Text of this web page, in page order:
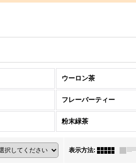
ウーロン茶
フレーバーティー
粉末緑茶
表示方法: